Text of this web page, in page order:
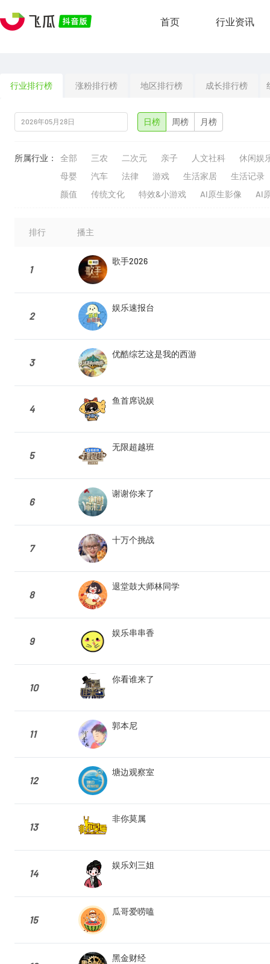
首页 行业资讯
行业排行榜 涨粉排行榜 地区排行榜 成长排行榜
日榜 周榜 月榜
所属行业： 全部 三农 二次元 亲子 人文社科
休闲娱
母婴
汽车 法律 游戏 生活家居
生活记录
颜值
传统文化 特效&小游戏 AI原生影像 AI
排行 播主
1
歌手2026
2
娱乐速报台
3
优酷综艺这是我的西游
4
鱼首席说娱
5
无限超越班
6
谢谢你来了
7
十万个挑战
8
退堂鼓大师林同学
9
娱乐串串香
10
你看谁来了
11
郭本尼
12
塘边观察室
13
非你莫属
14
娱乐刘三姐
15
瓜哥爱唠嗑
黑金财经